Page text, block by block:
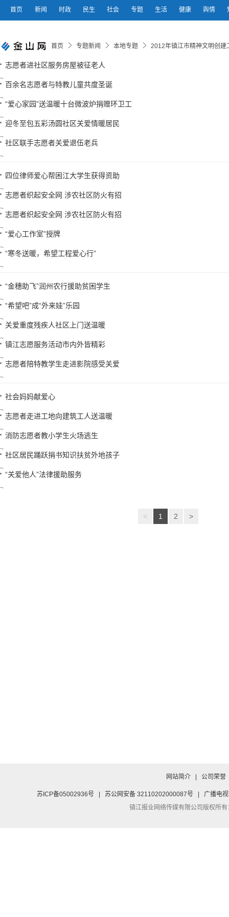
首页 新闻 时政 民生 社会 专题 生活 健康 舆情
首页 专题新闻 本地专题 2012年镇江市精神文明创建
志愿者进社区服务房屋被征老人
百余名志愿者与特教儿童共度圣诞
“爱心家园”送温暖十台微波炉捐赠环卫工
迎冬至包五彩汤圆社区关爱情暖居民
社区联手志愿者关爱退伍老兵
四位律师爱心帮困江大学生获得资助
志愿者织起安全网 涉农社区防火有招
志愿者织起安全网 涉农社区防火有招
“爱心工作室”授牌
“寒冬送暖，希望工程爱心行”
“金穗助飞”润州农行援助贫困学生
“希望吧”成“外来娃”乐园
关爱重度残疾人社区上门送温暖
镇江志愿服务活动市内外皆精彩
志愿者陪特教学生走进影院感受关爱
社会妈妈献爱心
志愿者走进工地向建筑工人送温暖
消防志愿者教小学生火场逃生
社区居民踊跃捐书知识扶贫外地孩子
“关爱他人”法律援助服务
< 1 2 >
网站简介 公司荣誉
苏ICP备05002936号 苏公网安备 32110202000087号
广播电
镇江报业网络传媒有限公司版权所